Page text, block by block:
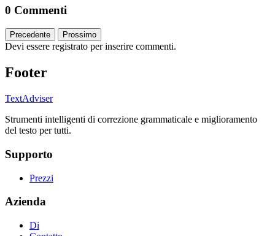
0 Commenti
Precedente Prossimo
Devi essere registrato per inserire commenti.
Footer
TextAdviser
Strumenti intelligenti di correzione grammaticale e miglioramento
del testo per tutti.
Supporto
Prezzi
Azienda
Di